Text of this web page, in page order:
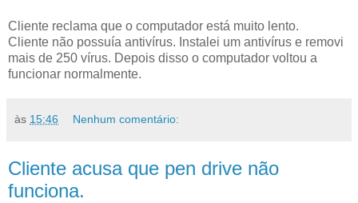
Cliente reclama que o computador está muito lento.
Cliente não possuía antivírus. Instalei um antivírus e removi
mais de 250 vírus. Depois disso o computador voltou a
funcionar normalmente.
às 15:46 Nenhum comentário:
Cliente acusa que pen drive não
funciona.